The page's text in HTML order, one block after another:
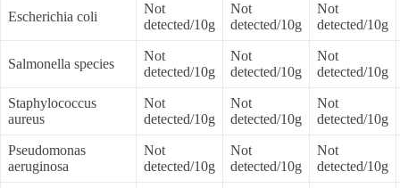
Escherichia coli
Not
detected/10g
Not
detected/10g
Not
detected/10g
Salmonella species
Not
detected/10g
Not
detected/10g
Not
detected/10g
Staphylococcus
aureus
Not
detected/10g
Not
detected/10g
Not
detected/10g
Pseudomonas
aeruginosa
Not
detected/10g
Not
detected/10g
Not
detected/10g